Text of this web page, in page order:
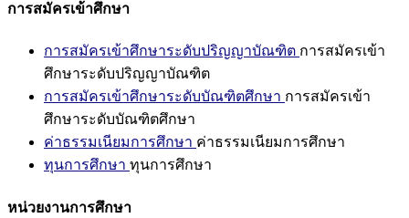
การสมัครเข้าศึกษา
การสมัครเข้าศึกษาระดับปริญญาบัณฑิต การสมัครเข้า
ศึกษาระดับปริญญาบัณฑิต
การสมัครเข้าศึกษาระดับบัณฑิตศึกษา การสมัครเข้า
ศึกษาระดับบัณฑิตศึกษา
ค่าธรรมเนียมการศึกษา ค่าธรรมเนียมการศึกษา
ทุนการศึกษา ทุนการศึกษา
หน่วยงานการศึกษา